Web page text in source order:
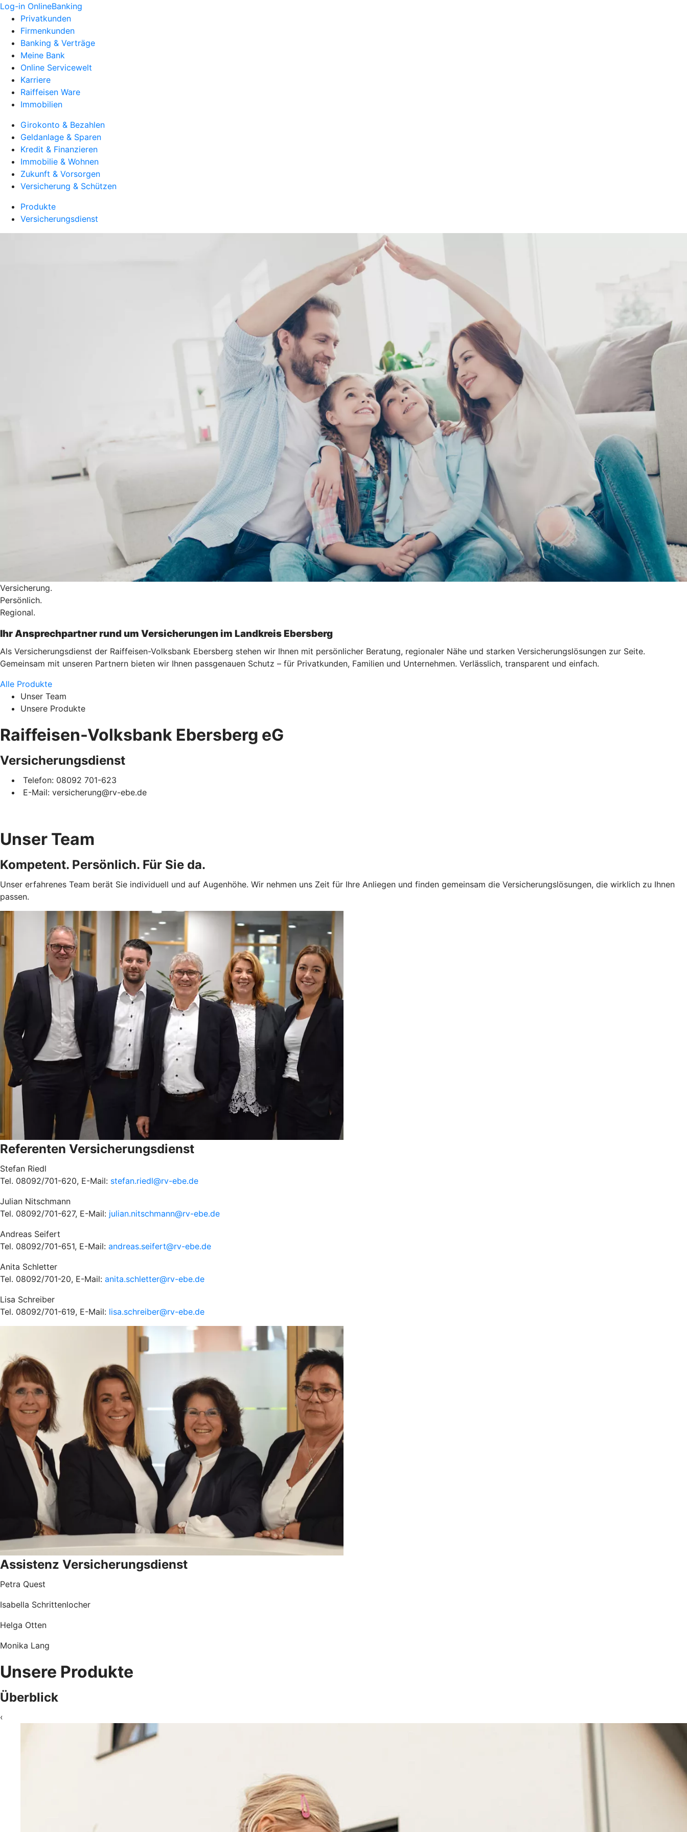
Log-in OnlineBanking
Privatkunden
Firmenkunden
Banking & Verträge
Meine Bank
Online Servicewelt
Karriere
Raiffeisen Ware
Immobilien
Girokonto & Bezahlen
Geldanlage & Sparen
Kredit & Finanzieren
Immobilie & Wohnen
Zukunft & Vorsorgen
Versicherung & Schützen
Produkte
Versicherungsdienst
Versicherung.
Persönlich.
Regional.
Ihr Ansprechpartner rund um Versicherungen im Landkreis Ebersberg
Als Versicherungsdienst der Raiffeisen-Volksbank Ebersberg stehen wir Ihnen mit persönlicher Beratung, regionaler Nähe und starken Versicherungslösungen zur Seite.
Gemeinsam mit unseren Partnern bieten wir Ihnen passgenauen Schutz – für Privatkunden, Familien und Unternehmen. Verlässlich, transparent und einfach.
Alle Produkte
Unser Team
Unsere Produkte
Raiffeisen-Volksbank Ebersberg eG
Versicherungsdienst
Telefon: 08092 701-623
E-Mail: versicherung@rv-ebe.de
Unser Team
Kompetent. Persönlich. Für Sie da.
Unser erfahrenes Team berät Sie individuell und auf Augenhöhe. Wir nehmen uns Zeit für Ihre Anliegen und finden gemeinsam die Versicherungslösungen, die wirklich zu Ihnen
passen.
Referenten Versicherungsdienst
Stefan Riedl
Tel. 08092/701-620, E-Mail: stefan.riedl@rv-ebe.de
Julian Nitschmann
Tel. 08092/701-627, E-Mail: julian.nitschmann@rv-ebe.de
Andreas Seifert
Tel. 08092/701-651, E-Mail: andreas.seifert@rv-ebe.de
Anita Schletter
Tel. 08092/701-20, E-Mail: anita.schletter@rv-ebe.de
Lisa Schreiber
Tel. 08092/701-619, E-Mail: lisa.schreiber@rv-ebe.de
Assistenz Versicherungsdienst
Petra Quest
Isabella Schrittenlocher
Helga Otten
Monika Lang
Unsere Produkte
Überblick
‹